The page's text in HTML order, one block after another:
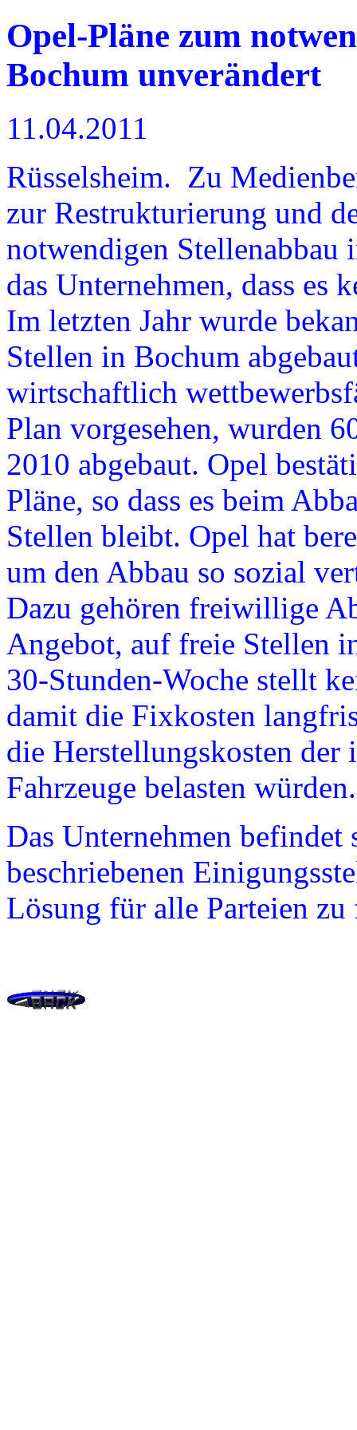
Opel-Pläne zum
Bochum unverändert
11.04.2011
Rüsselsheim. Zu
zur Restrukturierung und
notwendigen Stellenabbau
das Unternehmen, dass es
Im letzten Jahr wurde
Stellen in Bochum
wirtschaftlich
Plan vorgesehen, wurden
2010 abgebaut. Opel
Pläne, so dass es beim
Stellen bleibt. Opel hat
um den Abbau so sozial
Dazu gehören freiwillige
Angebot, auf freie Stellen
30-Stunden-Woche stellt
damit die Fixkosten
die Herstellungskosten
Fahrzeuge belasten würden.
Das Unternehmen
beschriebenen
Lösung für alle Parteien zu